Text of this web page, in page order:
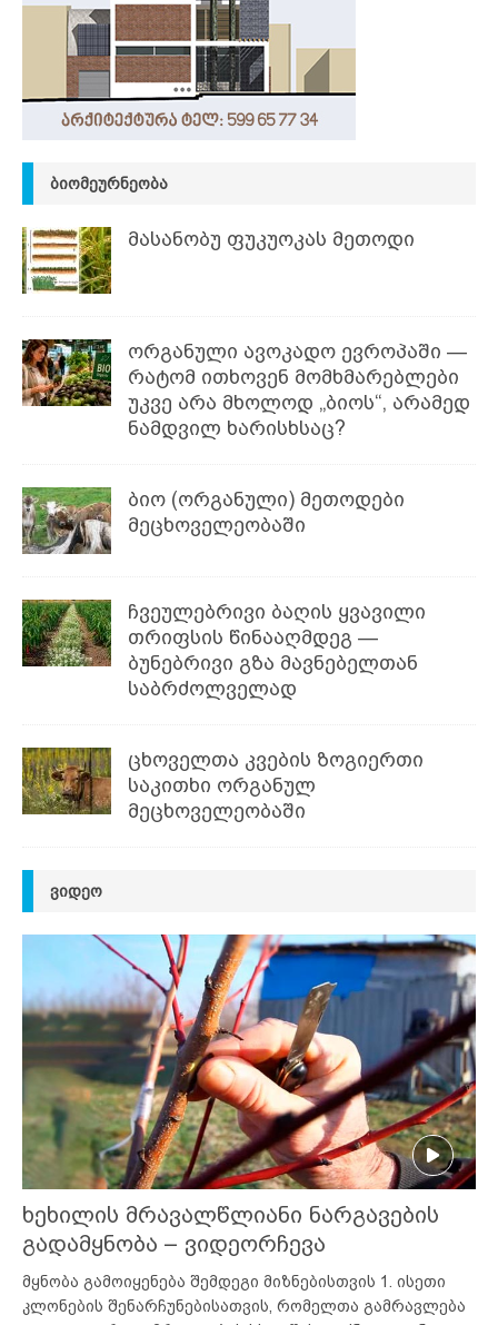
ᲑᲘᲝᲛᲔᲣᲠᲜᲔᲝᲑᲐ
მასანობუ ფუკუოკას მეთოდი
ორგანული ავოკადო ევროპაში —
რატომ ითხოვენ მომხმარებლები
უკვე არა მხოლოდ „ბიოს“, არამედ
ნამდვილ ხარისხსაც?
ბიო (ორგანული) მეთოდები
მეცხოველეობაში
ჩვეულებრივი ბაღის ყვავილი
თრიფსის წინააღმდეგ —
ბუნებრივი გზა მავნებელთან
საბრძოლველად
ცხოველთა კვების ზოგიერთი
საკითხი ორგანულ
მეცხოველეობაში
ᲕᲘᲓᲔᲝ
ხეხილის მრავალწლიანი ნარგავების
გადამყნობა – ვიდეორჩევა
მყნობა გამოიყენება შემდეგი მიზნებისთვის 1. ისეთი
კლონების შენარჩუნებისათვის, რომელთა გამრავლება